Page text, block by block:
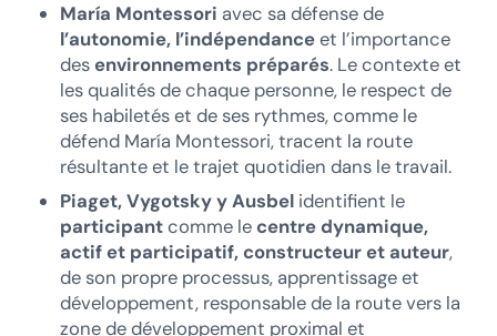
María Montessori avec sa défense de
l’autonomie, l’indépendanceet l’importance
des environnements préparés. Le contexte et
les qualités de chaque personne, le respect de
ses habiletés et de ses rythmes, comme le
défend María Montessori, tracent la route
résultante et le trajet quotidien dans le travail.
Piaget, Vygotsky y Ausbel identifient le
participantcomme le centre dynamique,
actif et participatif, constructeur et auteur,
de son propre processus, apprentissage et
développement, responsable de la route vers la
zone de développement proximal et